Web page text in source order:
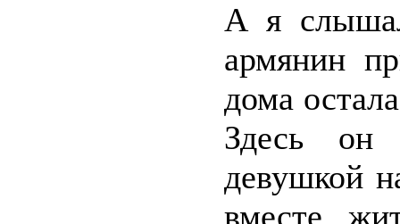
А я
армянин
дома
Здесь он
девушкой
вместе